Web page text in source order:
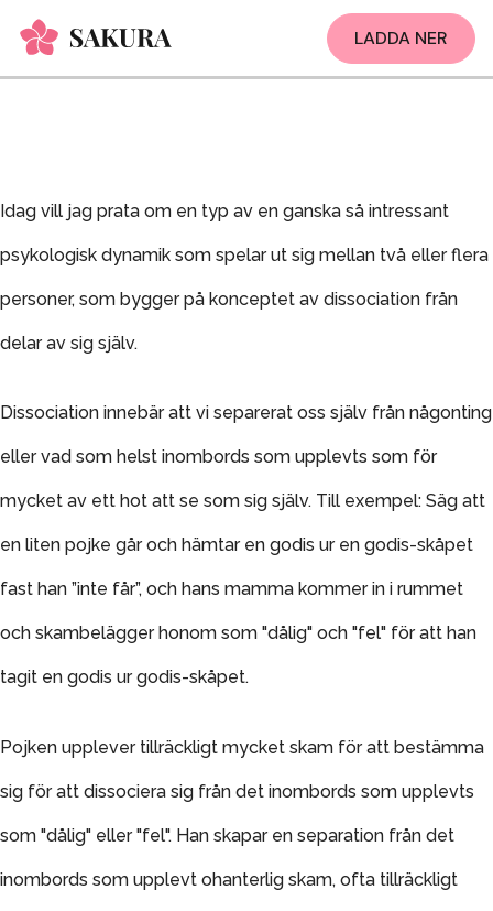
LADDA NER
Idag vill jag prata om en typ av en ganska så intressant
psykologisk dynamik som spelar ut sig mellan två eller flera
personer, som bygger på konceptet av dissociation från
delar av sig själv.
Dissociation innebär att vi separerat oss själv från någonting
eller vad som helst inombords som upplevts som för
mycket av ett hot att se som sig själv. Till exempel: Säg att
en liten pojke går och hämtar en godis ur en godis-skåpet
fast han ”inte får”, och hans mamma kommer in i rummet
och skambelägger honom som "dålig" och "fel" för att han
tagit en godis ur godis-skåpet.
Pojken upplever tillräckligt mycket skam för att bestämma
sig för att dissociera sig från det inombords som upplevts
som "dålig" eller "fel". Han skapar en separation från det
inombords som upplevt ohanterlig skam, ofta tillräckligt